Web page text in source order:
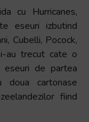
cu Hurricanes,
eseuri izbutind
Cubelli, Pocock,
au trecut cate o
de partea
cartonase
fiind